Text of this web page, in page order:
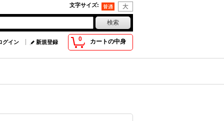
文字サイズ:
0 カートの中身
グイン 新規登録